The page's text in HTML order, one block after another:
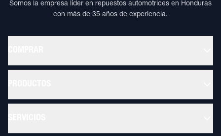
Somos la empresa líder en repuestos automotrices en Honduras
con más de 35 años de experiencia.